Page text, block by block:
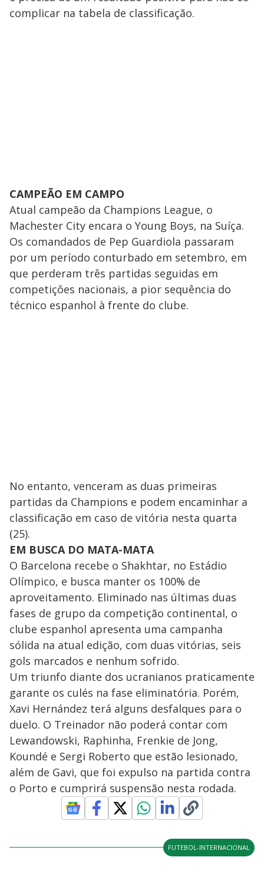
complicar na tabela de classificação.
CAMPEÃO EM CAMPO
Atual campeão da Champions League, o
Machester City encara o Young Boys, na Suíça.
Os comandados de Pep Guardiola passaram
por um período conturbado em setembro, em
que perderam três partidas seguidas em
competições nacionais, a pior sequência do
técnico espanhol à frente do clube.
No entanto, venceram as duas primeiras
partidas da Champions e podem encaminhar a
classificação em caso de vitória nesta quarta
(25).
EM BUSCA DO MATA-MATA
O Barcelona recebe o Shakhtar, no Estádio
Olímpico, e busca manter os 100% de
aproveitamento. Eliminado nas últimas duas
fases de grupo da competição continental, o
clube espanhol apresenta uma campanha
sólida na atual edição, com duas vitórias, seis
gols marcados e nenhum sofrido.
Um triunfo diante dos ucranianos praticamente
garante os culés na fase eliminatória. Porém,
Xavi Hernández terá alguns desfalques para o
duelo. O Treinador não poderá contar com
Lewandowski, Raphinha, Frenkie de Jong,
Koundé e Sergi Roberto que estão lesionado,
além de Gavi, que foi expulso na partida contra
o Porto e cumprirá suspensão nesta rodada.
FUTEBOL-INTERNACIONAL